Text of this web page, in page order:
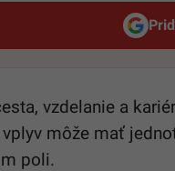
vzdelanie a
vplyv môže mať
poli.